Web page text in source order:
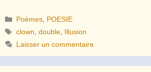
Catégories
Poèmes POESIE
Étiquettes
clown ,double Illusion
Laisser un commentaire